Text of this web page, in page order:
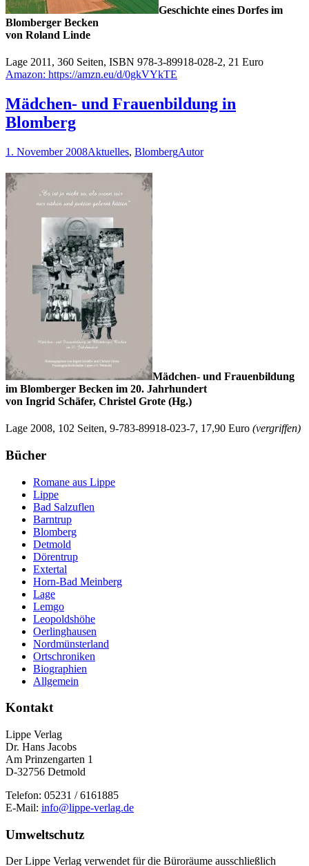
Geschichte eines Dorfes im
Blomberger Becken
von Roland Linde
Lage 2011, 360 Seiten, ISBN 978-3-89918-028-2, 21 Euro
Amazon: https://amzn.eu/d/0gkVYkTE
Mädchen- und Frauenbildung in
Blomberg
1. November 2008Aktuelles, BlombergAutor
Mädchen- und Frauenbildung
im Blomberger Becken im 20. Jahrhundert
von Ingrid Schäfer, Christel Grote (Hg.)
Lage 2008, 102 Seiten, 9-783-89918-023-7, 17,90 Euro (vergriffen)
Bücher
Romane aus Lippe
Lippe
Bad Salzuflen
Barntrup
Blomberg
Detmold
Dörentrup
Extertal
Horn-Bad Meinberg
Lage
Lemgo
Leopoldshöhe
Oerlinghausen
Nordmünsterland
Ortschroniken
Biographien
Allgemein
Kontakt
Lippe Verlag
Dr. Hans Jacobs
Am Prinzengarten 1
D-32756 Detmold
Telefon: 05231 / 6161885
E-Mail: info@lippe-verlag.de
Umweltschutz
Der Lippe Verlag verwendet für die Büroräume ausschließlich